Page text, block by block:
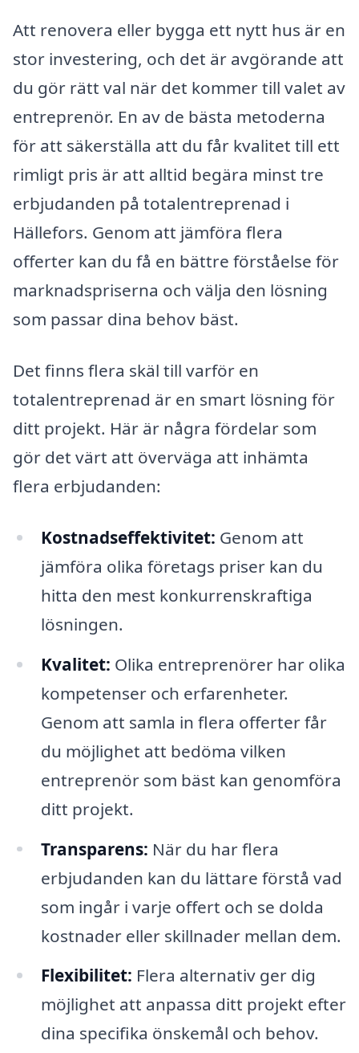
Att renovera eller bygga ett nytt hus är en
stor investering, och det är avgörande att
du gör rätt val när det kommer till valet av
entreprenör. En av de bästa metoderna
för att säkerställa att du får kvalitet till ett
rimligt pris är att alltid begära minst tre
erbjudanden på totalentreprenad i
Hällefors. Genom att jämföra flera
offerter kan du få en bättre förståelse för
marknadspriserna och välja den lösning
som passar dina behov bäst.
Det finns flera skäl till varför en
totalentreprenad är en smart lösning för
ditt projekt. Här är några fördelar som
gör det värt att överväga att inhämta
flera erbjudanden:
Kostnadseffektivitet: Genom att
jämföra olika företags priser kan du
hitta den mest konkurrenskraftiga
lösningen.
Kvalitet: Olika entreprenörer har olika
kompetenser och erfarenheter.
Genom att samla in flera offerter får
du möjlighet att bedöma vilken
entreprenör som bäst kan genomföra
ditt projekt.
Transparens: När du har flera
erbjudanden kan du lättare förstå vad
som ingår i varje offert och se dolda
kostnader eller skillnader mellan dem.
Flexibilitet: Flera alternativ ger dig
möjlighet att anpassa ditt projekt efter
dina specifika önskemål och behov.